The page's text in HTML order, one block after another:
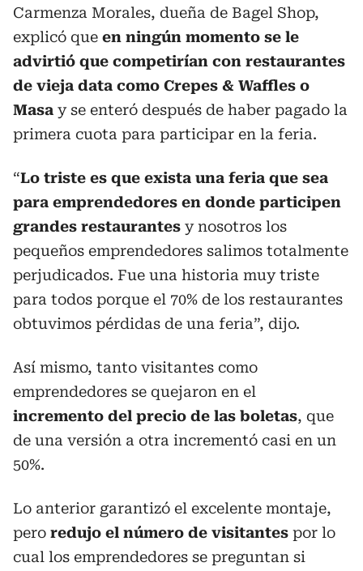
Carmenza Morales, dueña de Bagel Shop,
explicó que en ningún momento se le
advirtió que competirían con restaurantes
de vieja data como Crepes & Waffles o
Masa y se enteró después de haber pagado la
primera cuota para participar en la feria.
“Lo triste es que exista una feria que sea
para emprendedores en donde participen
grandes restaurantes y nosotros los
pequeños emprendedores salimos totalmente
perjudicados. Fue una historia muy triste
para todos porque el 70% de los restaurantes
obtuvimos pérdidas de una feria”, dijo.
Así mismo, tanto visitantes como
emprendedores se quejaron en el
incremento del precio de las boletas, que
de una versión a otra incrementó casi en un
50%.
Lo anterior garantizó el excelente montaje,
pero redujo el número de visitantes por lo
cual los emprendedores se preguntan si